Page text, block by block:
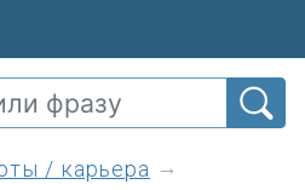
/ карьера